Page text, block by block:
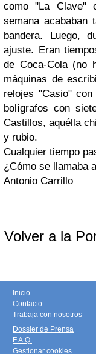
como "La Clave"
semana
bandera. Luego,
ajuste. Eran
de Coca-Cola (no
máquinas de
relojes "Casio"
bolígrafos con
Castillos, aquélla
y rubio.
Cualquier tiempo
¿Cómo se llamaba
Antonio Carrillo
Volver a la
Inicio
Contacto
Trabaja con nosotros
Dossier de Prensa
F.A.Q.
Gestionar cookies